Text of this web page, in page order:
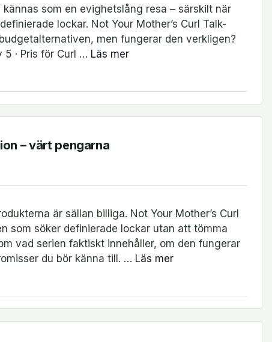
som en evighetslång resa – särskilt när
lockar. Not Your Mother’s Curl Talk-
men fungerar den verkligen?
5 · Pris för Curl … Läs mer
– värt pengarna
är sällan billiga. Not Your Mother’s Curl
som söker definierade lockar utan att tömma
vad serien faktiskt innehåller, om den fungerar
du bör känna till. … Läs mer